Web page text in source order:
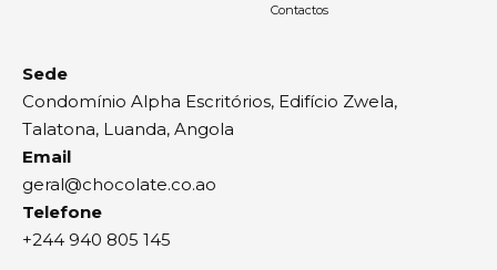
Contactos
Sede
Condomínio Alpha Escritórios, Edifício Zwela,
Talatona, Luanda, Angola
Email
geral@chocolate.co.ao
Telefone
+244 940 805 145